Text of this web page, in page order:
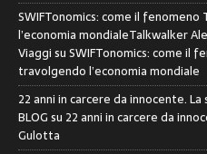
SWIFTonomics: come il
l’economia mondialeTalkwalker
ViaggisuSWIFTonomics: come il
travolgendo l’economia mondiale
22 anni in carcere da innocente.
BLOGsu 22 anni in carcere da
Gulotta